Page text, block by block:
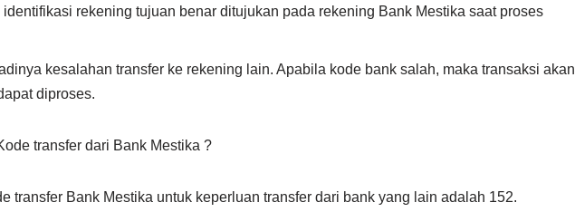
rekening tujuan benar ditujukan pada rekening Bank Mestika saat proses
kesalahan transfer ke rekening lain. Apabila kode bank salah, maka transaksi akan
diproses.
transfer dari Bank Mestika ?
transfer Bank Mestika untuk keperluan transfer dari bank yang lain adalah 152.